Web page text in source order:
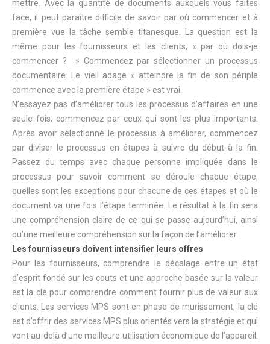
mettre. Avec la quantité de documents auxquels vous faites
face, il peut paraître difficile de savoir par où commencer et à
première vue la tâche semble titanesque. La question est la
même pour les fournisseurs et les clients, « par où dois-je
commencer ? » Commencez par sélectionner un processus
documentaire. Le vieil adage « atteindre la fin de son périple
commence avec la première étape » est vrai.
N’essayez pas d’améliorer tous les processus d’affaires en une
seule fois; commencez par ceux qui sont les plus importants.
Après avoir sélectionné le processus à améliorer, commencez
par diviser le processus en étapes à suivre du début à la fin.
Passez du temps avec chaque personne impliquée dans le
processus pour savoir comment se déroule chaque étape,
quelles sont les exceptions pour chacune de ces étapes et où le
document va une fois l’étape terminée. Le résultat à la fin sera
une compréhension claire de ce qui se passe aujourd’hui, ainsi
qu’une meilleure compréhension sur la façon de l’améliorer.
Les fournisseurs doivent intensifier leurs offres
Pour les fournisseurs, comprendre le décalage entre un état
d’esprit fondé sur les couts et une approche basée sur la valeur
est la clé pour comprendre comment fournir plus de valeur aux
clients. Les services MPS sont en phase de murissement, la clé
est d’offrir des services MPS plus orientés vers la stratégie et qui
vont au-delà d’une meilleure utilisation économique de l’appareil.